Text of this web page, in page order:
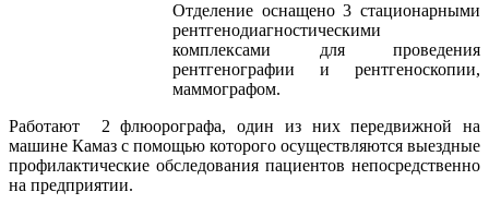
Отделение оснащено 3 стационарными
рентгенодиагностическими
комплексами для проведения
рентгенографии и рентгеноскопии,
маммографом.
Работают 2 флюорографа, один из них передвижной на
машине Камаз с помощью которого осуществляются выездные
профилактические обследования пациентов непосредственно
на предприятии.